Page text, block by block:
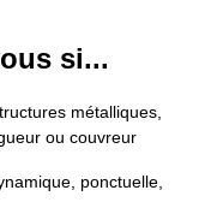
si...
métalliques,
ou couvreur
ponctuelle,